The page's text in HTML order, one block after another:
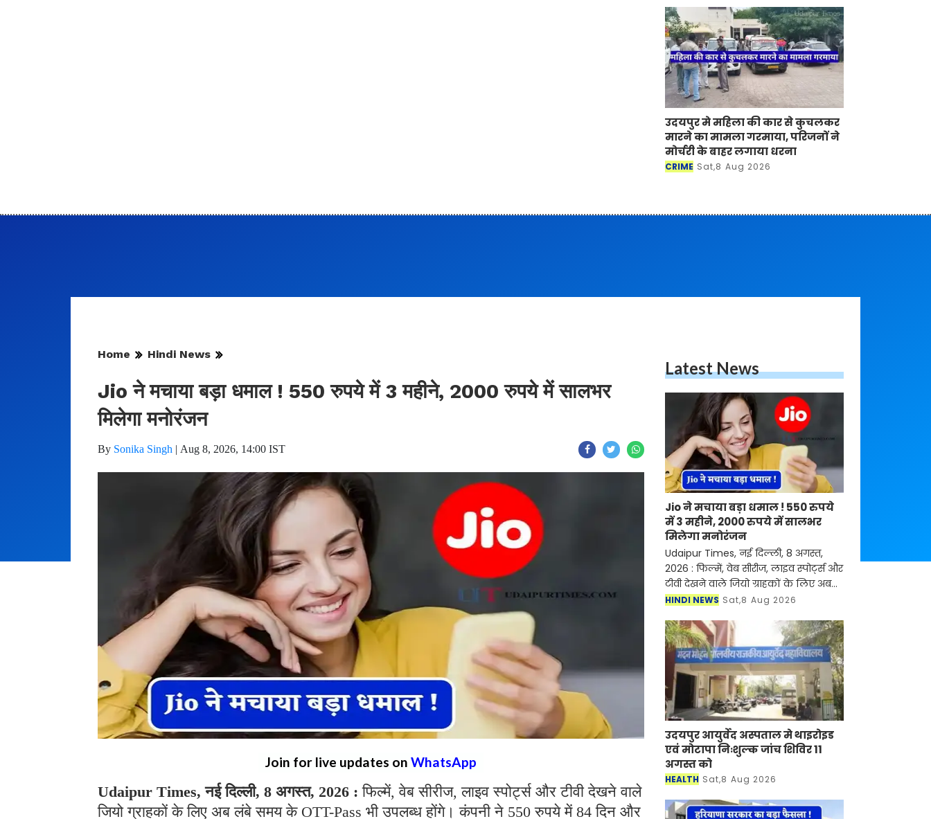
उदयपुर मे महिला की कार से कुचलकर
मारने का मामला गरमाया, परिजनों ने
मोर्चरी के बाहर लगाया धरना
CRIME Sat,8 Aug 2026
Home Hindi News
Jio ने मचाया बड़ा धमाल ! 550 रुपये में 3 महीने, 2000 रुपये में सालभर
मिलेगा मनोरंजन
By Sonika Singh | Aug 8, 2026, 14:00 IST
Join for live updates on WhatsApp
Udaipur Times, नई दिल्ली, 8 अगस्त, 2026 :फिल्में, वेब सीरीज, लाइव स्पोर्ट्स और टीवी देखने वाले
जियो ग्राहकों के लिए अब लंबे समय के OTT-Pass भी उपलब्ध होंगे। कंपनी ने 550 रुपये में 84 दिन और
Latest News
Jio ने मचाया बड़ा धमाल ! 550 रुपये
में 3 महीने, 2000 रुपये में सालभर
मिलेगा मनोरंजन
Udaipur Times, नई दिल्ली, 8 अगस्त,
2026 : फिल्में, वेब सीरीज, लाइव स्पोर्ट्स और
टीवी देखने वाले जियो ग्राहकों के लिए अब
लंबे समय के OTT-Pass भी उपलब्ध होंगे।
रु
HINDI NEWS Sat,8 Aug 2026
उदयपुर आयुर्वेद अस्पताल मे थाइरोइड
एवं मोटापा निःशुल्क जांच शिविर 11
अगस्त को
HEALTH Sat,8 Aug 2026